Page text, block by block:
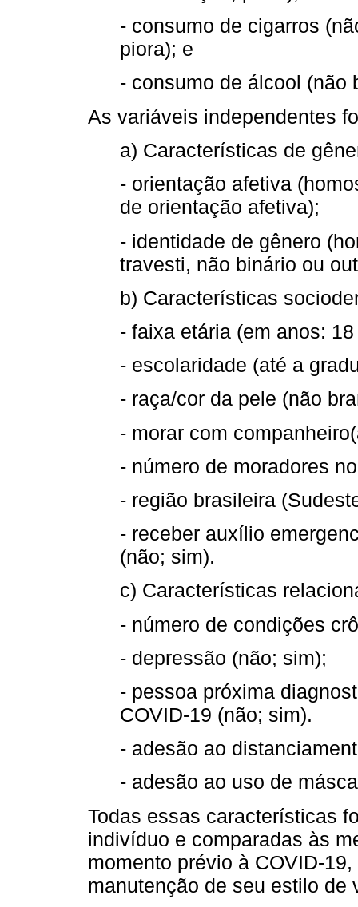
- consumo de cigarros
piora); e
- consumo de álcool (não
As variáveis independentes
a) Características de
- orientação afetiva
de orientação afetiva);
- identidade de gênero
travesti, não binário ou
b) Características
- faixa etária (em anos:
- escolaridade (até a
- raça/cor da pele (não
- morar com
- número de moradores
- região brasileira
- receber auxílio
(não; sim).
c) Características
- número de condições
- depressão (não; sim);
- pessoa próxima
COVID-19 (não; sim).
- adesão ao
- adesão ao uso de
Todas essas características
indivíduo e comparadas às
momento prévio à COVID-
manutenção de seu estilo de